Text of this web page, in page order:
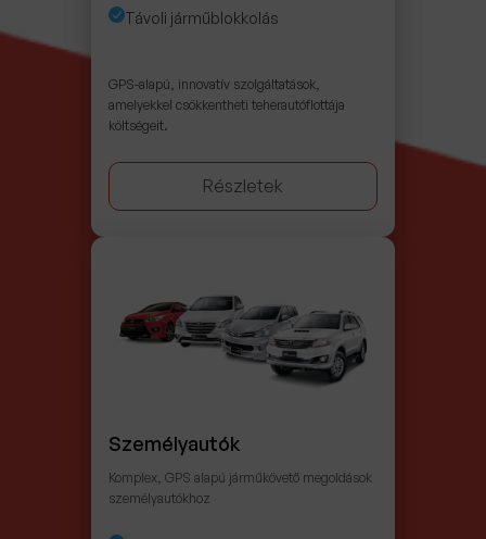
Távoli járműblokkolás
GPS-alapú, innovatív szolgáltatások,
amelyekkel csökkentheti teherautóflottája
költségeit.
Részletek
Személyautók
Komplex, GPS alapú járműkövető megoldások
személyautókhoz